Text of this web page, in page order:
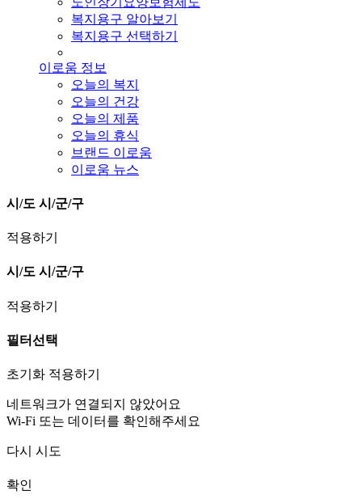
복지용구 알아보기
복지용구 선택하기
이로움 정보
오늘의 복지
오늘의 건강
오늘의 제품
오늘의 휴식
브랜드 이로움
이로움 뉴스
시/도 시/군/구
적용하기
시/도 시/군/구
적용하기
필터선택
초기화 적용하기
네트워크가 연결되지 않았어요
Wi-Fi 또는 데이터를 확인해주세요
다시 시도
확인